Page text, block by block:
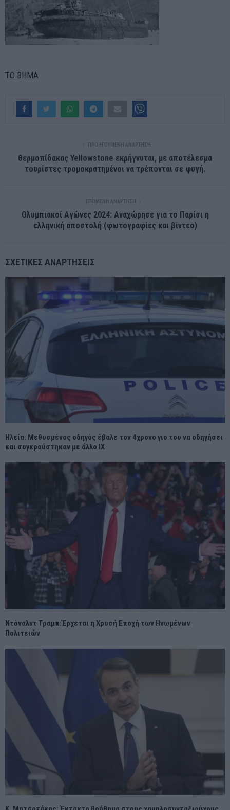
ΤΟ ΒΗΜΑ
ΠΡΟΗΓΟΎΜΕΝΗ ΑΝΆΡΤΗΣΗ
θερμοπίδακας Yellowstone εκρήγνυται, με αποτέλεσμα
τουρίστες τρομοκρατημένοι να τρέπονται σε φυγή.
ΕΠΌΜΕΝΗ ΑΝΆΡΤΗΣΗ
Ολυμπιακοί Αγώνες 2024: Αναχώρησε για το Παρίσι η
ελληνική αποστολή (φωτογραφίες και βίντεο)
ΣΧΕΤΙΚΈΣ ΑΝΑΡΤΉΣΕΙΣ
Ηλεία: Μεθυσμένος οδηγός έβαλε τον 4χρονο γιο του να οδηγήσει
και συγκρούστηκαν με άλλο ΙΧ
Ντόναλντ Τραμπ:Έρχεται η Χρυσή Εποχή των Ηνωμένων
Πολιτειών